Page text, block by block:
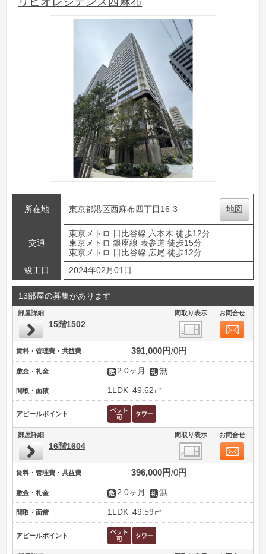
所在地 東京都港区西麻布四丁目16-3 地図
交通
東京メトロ 日比谷線 六本木 徒歩12分
東京メトロ 銀座線 表参道 徒歩15分
東京メトロ 日比谷線 広尾 徒歩12分
竣工日
2024年02月01日
13部屋の募集があります
部屋詳細 間取り表示 お問合せ
15階1502
賃料・管理費・共益費 391,000円 0円
敷金・礼金 2.0ヶ月 無
間取・面積 1LDK 49.62㎡
アピールポイント
部屋詳細 間取り表示 お問合せ
16階1604
賃料・管理費・共益費 396,000円 0円
敷金・礼金 2.0ヶ月 無
間取・面積 1LDK 49.59㎡
アピールポイント